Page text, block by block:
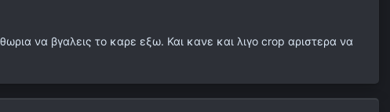
να βγαλεις το καρε εξω. Και κανε και λιγο crop αριστερα να